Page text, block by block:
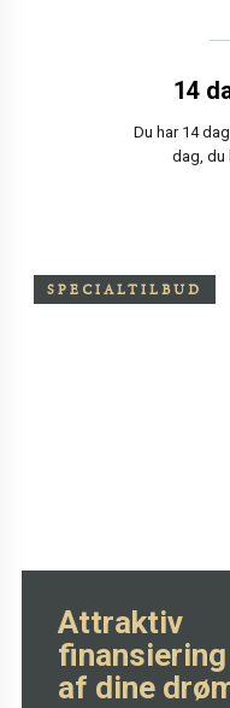
14
Du har 14
dag, du
SPECIALTILBUD
Attraktiv
finansiering
af dine